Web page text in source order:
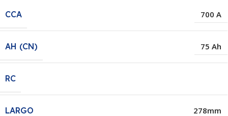
CCA 700 A
AH (CN) 75 Ah
RC
LARGO 278mm